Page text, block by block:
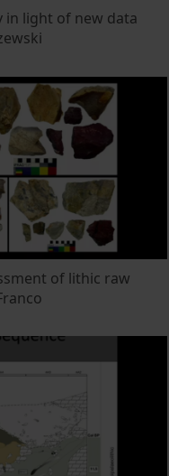
in light of new data
of lithic raw